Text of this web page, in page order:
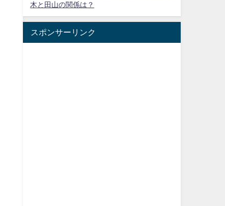
木と田山の関係は？
スポンサーリンク